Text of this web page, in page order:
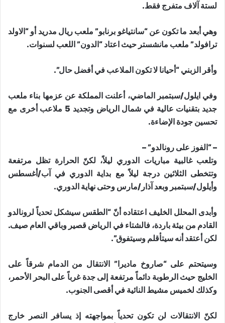
لستة آلاف متفرج فقط.
وهي أبعد ما تكون عن “سانتياغو برنابو” ملعب ريال مدريد أو “الاولد
ترافولد” ملعب مانشستر حيث اعتاد “الدون” اللعب لسنوات.
وأقر الزبني “أحيانا لا تكون الملاعب في أفضل حال”.
وفي ايلول/سبتمبر الماضي، أعلنت المملكة عن عزمها بناء ملعب
جديد بتقنيات عالية في شمال الرياض وتجديد 5 ملاعب أخرى مع
تحسين جودة الإضاءة.
– “الفوز على رونالدو” –
وتلعب غالبية مباريات الدوري ليلاً، لكنّ الحرارة تظل مرتفعة
وتتخطى الثلاثين درجة ليلاً مع بداية الدوري في آب/أغسطس
وأيلول/سبتمبر وبعد آذار/مارس وحتى نهاية الدوري.
وأبدى المحلل الخليف اعتقاده أنّ “الطقس سيشكل تحدياً لرونالدو
القادم من بيئة باردة، فالشتاء في الرياض قصير وباقي العام صيف.
لكن أعتقد أنه سيتأقلم وسيتفوق”.
وسيتحتم على “صاروخ ماديرا” الانتقال من الدمام شرقاً على
الخليج حيث الرطوبة دائماً مرتفعة إلى جدة غرباً على البحر الأحمر،
وكذلك لخميس مشيط النائية في أقصى الجنوب.
لكنّ الانتقالات لن تكون تحدياً بمواجهته إذ يسافر النصر خارج